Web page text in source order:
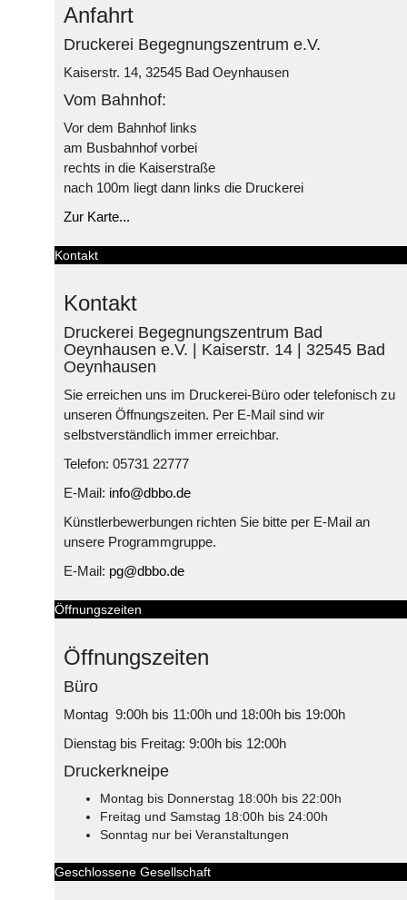
Anfahrt
Druckerei Begegnungszentrum e.V.
Kaiserstr. 14, 32545 Bad Oeynhausen
Vom Bahnhof:
Vor dem Bahnhof links
am Busbahnhof vorbei
rechts in die Kaiserstraße
nach 100m liegt dann links die Druckerei
Zur Karte...
Kontakt
Kontakt
Druckerei Begegnungszentrum Bad
Oeynhausen e.V. | Kaiserstr. 14 | 32545 Bad
Oeynhausen
Sie erreichen uns im Druckerei-Büro oder telefonisch zu
unseren Öffnungszeiten. Per E-Mail sind wir
selbstverständlich immer erreichbar.
Telefon: 05731 22777
E-Mail: info@dbbo.de
Künstlerbewerbungen richten Sie bitte per E-Mail an
unsere Programmgruppe.
E-Mail: pg@dbbo.de
Öffnungszeiten
Öffnungszeiten
Büro
Montag 9:00h bis 11:00h und 18:00h bis 19:00h
Dienstag bis Freitag: 9:00h bis 12:00h
Druckerkneipe
Montag bis Donnerstag 18:00h bis 22:00h
Freitag und Samstag 18:00h bis 24:00h
Sonntag nur bei Veranstaltungen
Geschlossene Gesellschaft